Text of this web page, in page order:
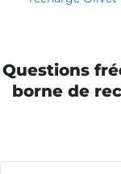
Questions
borne de